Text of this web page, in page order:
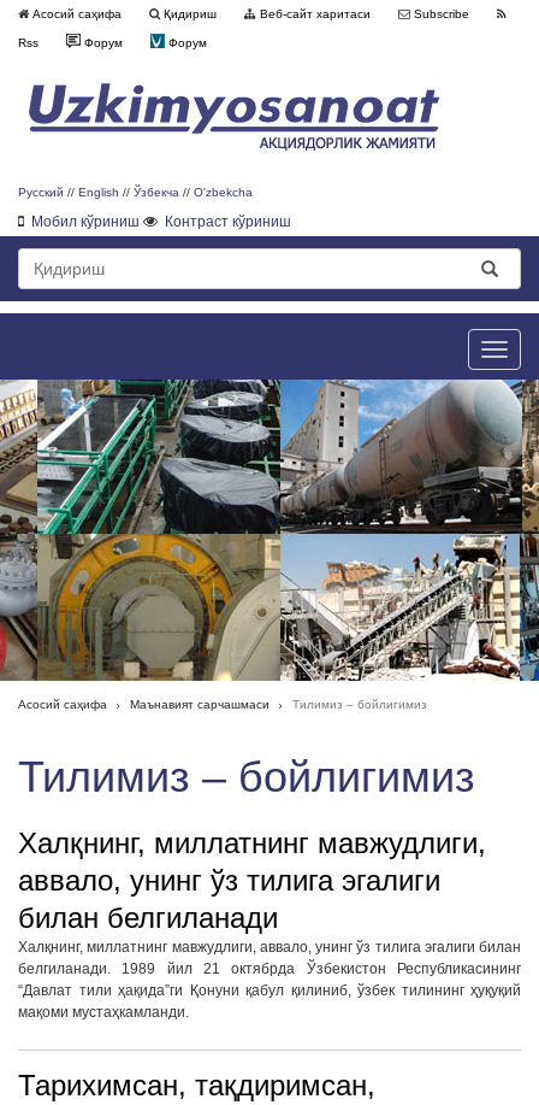
Асосий саҳифа Қидириш Веб-сайт харитаси Subscribe
Rss Форум Форум
Русский // English // Ўзбекча // O'zbekcha
Мобил кўриниш Контраст кўриниш
Toggle
Асосий саҳифа Маънавият сарчашмаси Тилимиз – бойлигимиз
Тилимиз – бойлигимиз
Халқнинг, миллатнинг мавжудлиги,
аввало, унинг ўз тилига эгалиги
билан белгиланади
Халқнинг, миллатнинг мавжудлиги, аввало, унинг ўз тилига эгалиги билан
белгиланади. 1989 йил 21 октябрда Ўзбекистон Республикасининг
“Давлат тили ҳақида”ги Қонуни қабул қилиниб, ўзбек тилининг ҳуқуқий
мақоми мустаҳкамланди.
Тарихимсан, тақдиримсан,